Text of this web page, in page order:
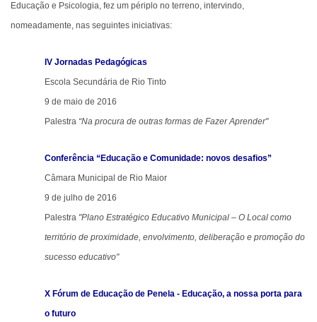
Educação e Psicologia, fez um périplo no terreno, intervindo,
nomeadamente, nas seguintes iniciativas:
IV Jornadas Pedagógicas
Escola Secundária de Rio Tinto
9 de maio de 2016
Palestra “Na procura de outras formas de Fazer Aprender"
Conferência “Educação e Comunidade: novos desafios”
Câmara Municipal de Rio Maior
9 de julho de 2016
Palestra "Plano Estratégico Educativo Municipal – O Local como
território de proximidade, envolvimento, deliberação e promoção do
sucesso educativo"
X Fórum de Educação de Penela - Educação, a nossa porta para
o futuro